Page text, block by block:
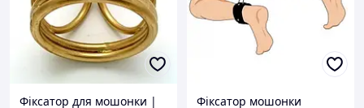
Фіксатор для мошонки |
Фіксатор мошонки